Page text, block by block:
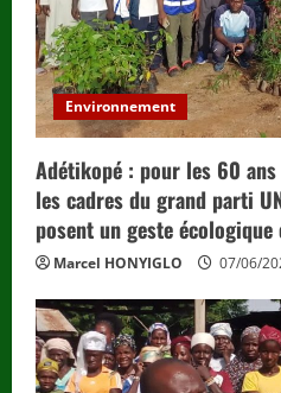
Environnement
Adétikopé : pour les 60
les cadres du grand parti
posent un geste
Marcel HONYIGLO 07/06/